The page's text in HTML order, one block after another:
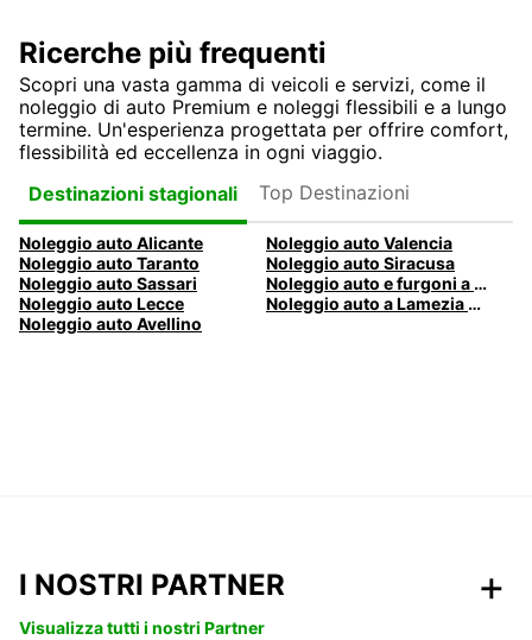
Ricerche più frequenti
Scopri una vasta gamma di veicoli e servizi, come il
noleggio di auto Premium e noleggi flessibili e a lungo
termine. Un'esperienza progettata per offrire comfort,
flessibilità ed eccellenza in ogni viaggio.
Destinazioni stagionali
Top Destinazioni
Noleggio auto Alicante
Noleggio auto Valencia
Noleggio auto Taranto
Noleggio auto Siracusa
Noleggio auto Sassari
Noleggio auto e furgoni a Pescara
Noleggio auto Lecce
Noleggio auto a Lamezia Terme, Italia
Noleggio auto Avellino
I NOSTRI PARTNER
Visualizza tutti i nostri Partner